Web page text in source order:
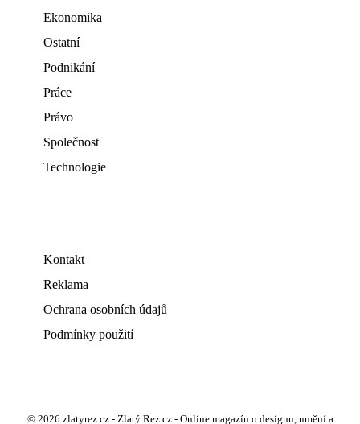
Ekonomika
Ostatní
Podnikání
Práce
Právo
Společnost
Technologie
Kontakt
Reklama
Ochrana osobních údajů
Podmínky použití
© 2026 zlatyrez.cz - Zlatý Rez.cz - Online magazín o designu, umění a